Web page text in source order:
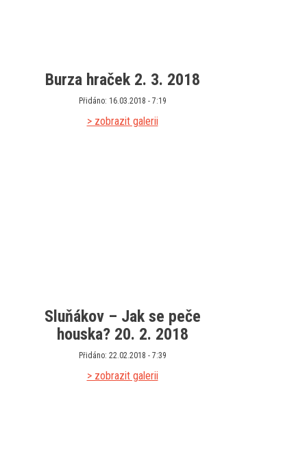
Burza hraček 2. 3. 2018
Přidáno: 16.03.2018 - 7:19
> zobrazit galerii
Sluňákov – Jak se peče
houska? 20. 2. 2018
Přidáno: 22.02.2018 - 7:39
> zobrazit galerii